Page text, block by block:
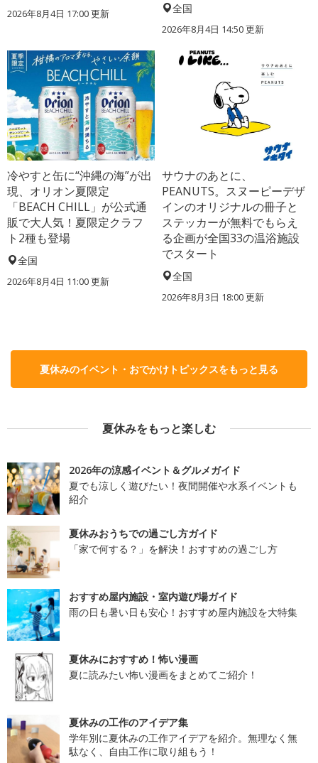
2026年8月4日 17:00更新 全国
2026年8月4日 14:50更新
冷やすと缶に“沖縄の海”が出
現、オリオン夏限定
「BEACH CHILL」が公式通
販で大人気！夏限定クラフ
ト2種も登場
全国
2026年8月4日 11:00更新
サウナのあとに、
PEANUTS。スヌーピーデザ
インのオリジナルの冊子と
ステッカーが無料でもらえ
る企画が全国33の温浴施設
でスタート
全国
2026年8月3日 18:00更新
夏休みのイベント・おでかけトピックスをもっと見る
夏休みをもっと楽しむ
2026年の涼感イベント＆グルメガイド
夏でも涼しく遊びたい！夜間開催や水系イベントも
紹介
夏休みおうちでの過ごし方ガイド
「家で何する？」を解決！おすすめの過ごし方
おすすめ屋内施設・室内遊び場ガイド
雨の日も暑い日も安心！おすすめ屋内施設を大特集
夏休みにおすすめ！怖い漫画
夏に読みたい怖い漫画をまとめてご紹介！
夏休みの工作のアイデア集
学年別に夏休みの工作アイデアを紹介。無理なく無
駄なく、自由工作に取り組もう！